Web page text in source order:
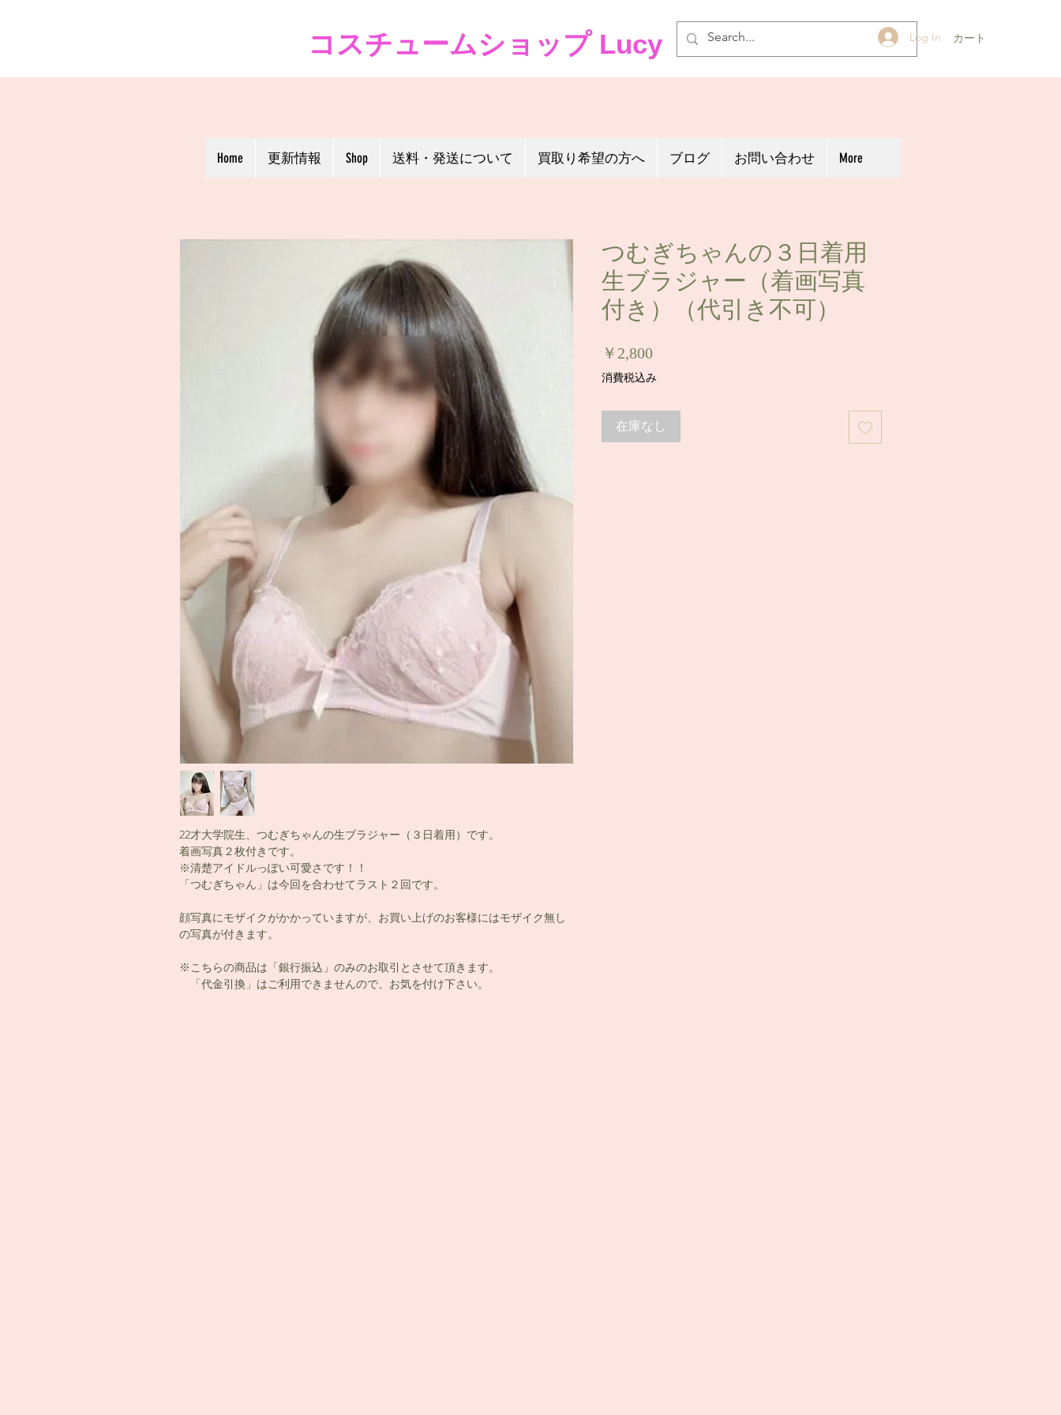
カート
Log In
コスチュームショップ Lucy
22才大学院生、つむぎちゃんの生ブラジャー（３日着用）です。
着画写真２枚付きです。
※清楚アイドルっぽい可愛さです！！
「つむぎちゃん」は今回を合わせてラスト２回です。
顔写真にモザイクがかかっていますが、お買い上げのお客様にはモザイク無し
の写真が付きます。
※こちらの商品は「銀行振込」のみのお取引とさせて頂きます。
「代金引換」はご利用できませんので、お気を付け下さい。
つむぎちゃんの３日着用
生ブラジャー（着画写真
付き）（代引き不可）
￥2,800価
格
消費税込み
在庫なし
Home 更新情報 Shop 送料・発送について 買取り希望の方へ ブログ お問い合わせ More